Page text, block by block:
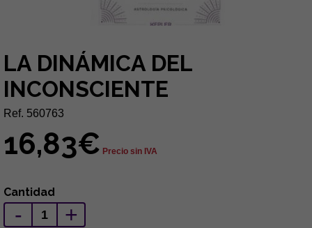
LA DINÁMICA DEL
INCONSCIENTE
Ref. 560763
16,83€ Precio sin IVA
Cantidad
- +